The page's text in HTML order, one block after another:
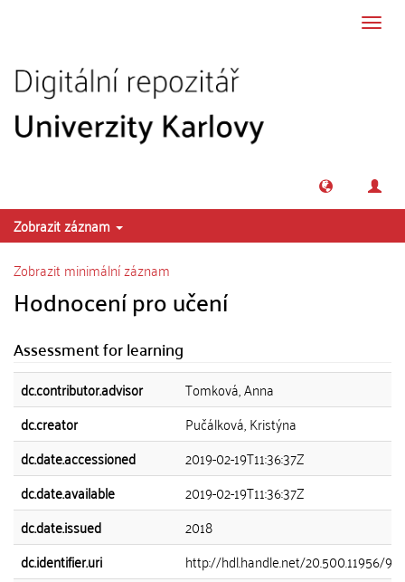
Zobrazit záznam
Zobrazit minimální záznam
Hodnocení pro učení
Assessment for learning
dc.contributor.advisor
Tomková, Anna
dc.creator
Pučálková, Kristýna
dc.date.accessioned
2019-02-19T11:36:37Z
dc.date.available
2019-02-19T11:36:37Z
dc.date.issued
2018
dc.identifier.uri
http://hdl.handle.net/20.500.11956/